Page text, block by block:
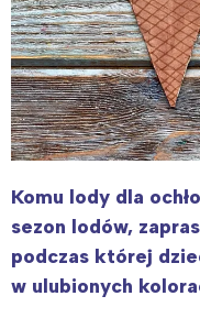
Komu lody dla
sezon lodów,
podczas której
w ulubionych